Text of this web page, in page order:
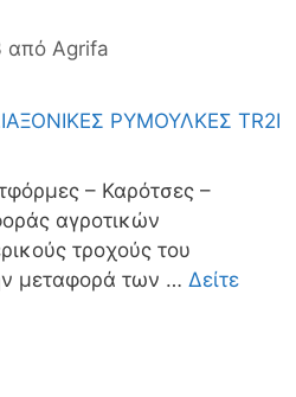
από Agrifa
– Καρότσες –
αγροτικών
τροχούς του
μεταφορά των … Δείτε